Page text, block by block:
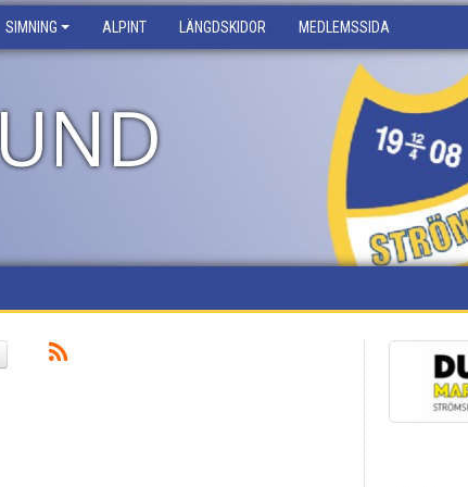
SIMNING ALPINT LÄNGDSKIDOR MEDLEMSSIDA